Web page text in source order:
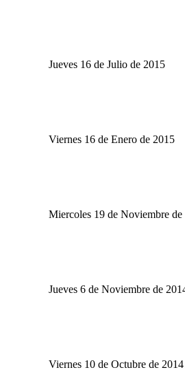
Jueves 16 de Julio de 2015
Viernes 16 de Enero de 2015
Miercoles 19 de Noviembre de
Jueves 6 de Noviembre de
Viernes 10 de Octubre de 2014